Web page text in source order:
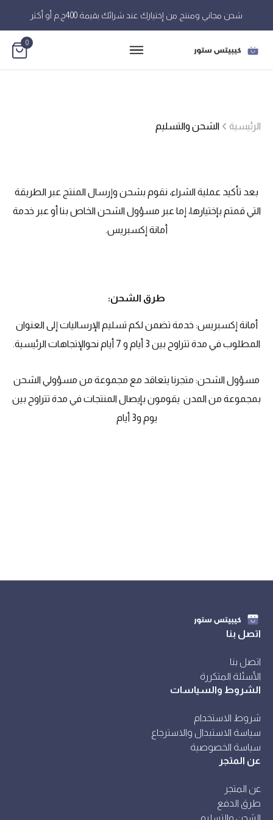
شحن مجاني ومنتج من إختيارك عند شرائك بقيمة 400ج.م أو أكثر
0
الرئيسية الشحن والتسليم
بعد تأكيد عملية الشراء، نقوم بشحن وإرسال المنتج عبر الطريقة
التي قمتم بإختيارها، إما عبر مسؤول الشحن الخاص بنا أو عبر خدمة
أمانة إكسبريس.
طرق الشحن:
أمانة إكسبريس: خدمة تضمن لكم تسليم الإرساليات إلى العنوان
المطلوب في مدة تتراوح بين 3 أيام و 7 أيام نحوالإتجاهات الرئيسية.
مسؤول الشحن: متجرنا يتعاقد مع مجموعة من مسؤولي الشحن
بمجموعة من المدن يقومون بإيصال المنتجات في مدة تتراوح بين
يوم و3 أيام
اتصل بنا
اتصل بنا
الأسئلة المتكررة
الشروط والسياسات
شروط الاستخدام
سياسة الاستبدال والاسترجاع
سياسة الخصوصية
عن المتجر
عن المتجر
طرق الدفع
الشحن والتسليم